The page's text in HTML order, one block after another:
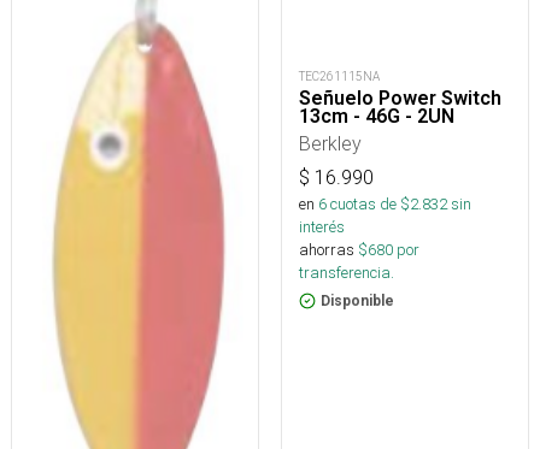
TEC261115NA
Señuelo Power Switch
13cm - 46G - 2UN
Berkley
$ 16.990
en 6cuotas de $2.832sin
interés
ahorras $680 por
transferencia.
Disponible